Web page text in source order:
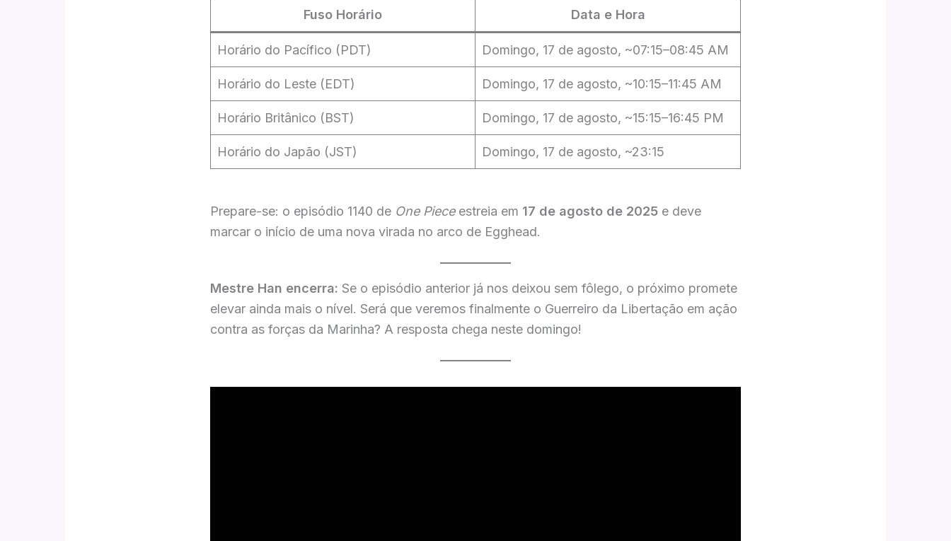
Fuso Horário Data e Hora
Horário do Pacífico (PDT) Domingo, 17 de agosto, ~07:15–08:45 AM
Horário do Leste (EDT) Domingo, 17 de agosto, ~10:15–11:45 AM
Horário Britânico (BST) Domingo, 17 de agosto, ~15:15–16:45 PM
Horário do Japão (JST) Domingo, 17 de agosto, ~23:15
Prepare-se: o episódio 1140 de One Pieceestreia em 17 de agosto de 2025 e deve
marcar o início de uma nova virada no arco de Egghead.
Mestre Han encerra: Se o episódio anterior já nos deixou sem fôlego, o próximo promete
elevar ainda mais o nível. Será que veremos finalmente o Guerreiro da Libertação em ação
contra as forças da Marinha? A resposta chega neste domingo!